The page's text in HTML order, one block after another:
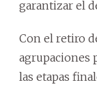
garantizar el
Con el retiro
agrupaciones
las etapas